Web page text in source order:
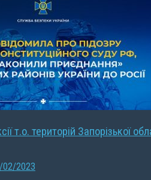
т.о. територій Запорізької
02/2023